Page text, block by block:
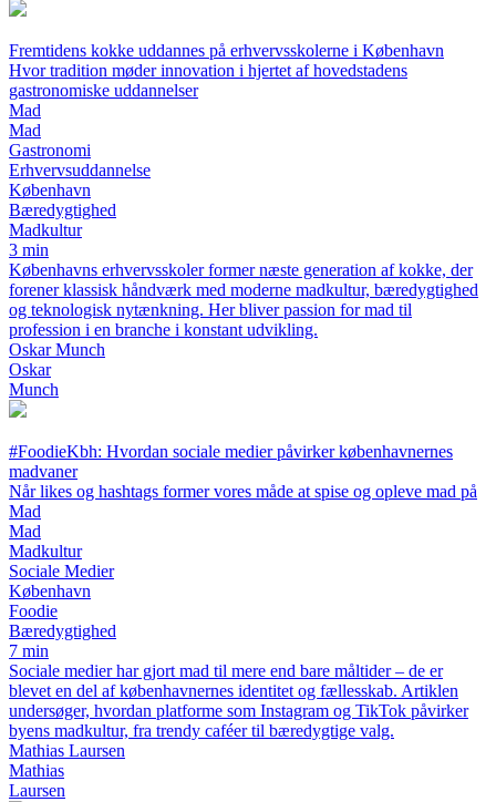
Fremtidens kokke uddannes på erhvervsskolerne i København
Hvor tradition møder innovation i hjertet af hovedstadens
gastronomiske uddannelser
Mad
Mad
Gastronomi
Erhvervsuddannelse
København
Bæredygtighed
Madkultur
3 min
Københavns erhvervsskoler former næste generation af kokke, der
forener klassisk håndværk med moderne madkultur, bæredygtighed
og teknologisk nytænkning. Her bliver passion for mad til
profession i en branche i konstant udvikling.
Oskar Munch
Oskar
Munch
#FoodieKbh: Hvordan sociale medier påvirker københavnernes
madvaner
Når likes og hashtags former vores måde at spise og opleve mad på
Mad
Mad
Madkultur
Sociale Medier
København
Foodie
Bæredygtighed
7 min
Sociale medier har gjort mad til mere end bare måltider – de er
blevet en del af københavnernes identitet og fællesskab. Artiklen
undersøger, hvordan platforme som Instagram og TikTok påvirker
byens madkultur, fra trendy caféer til bæredygtige valg.
Mathias Laursen
Mathias
Laursen